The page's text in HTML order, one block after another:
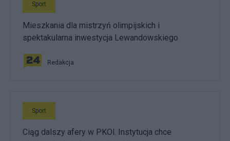
Sport
Mieszkania dla mistrzyń olimpijskich i
spektakularna inwestycja Lewandowskiego
Redakcja
Sport
Ciąg dalszy afery w PKOl. Instytucja chce